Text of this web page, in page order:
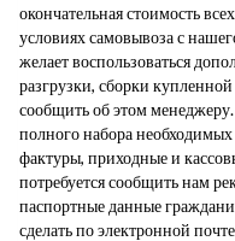
окончательная стоимость
условиях самовывоза с
желает воспользоваться
разгрузки, сборки
сообщить об этом
полного набора
фактуры, приходные и
потребуется сообщить нам
паспортные данные
сделать по электронной почте